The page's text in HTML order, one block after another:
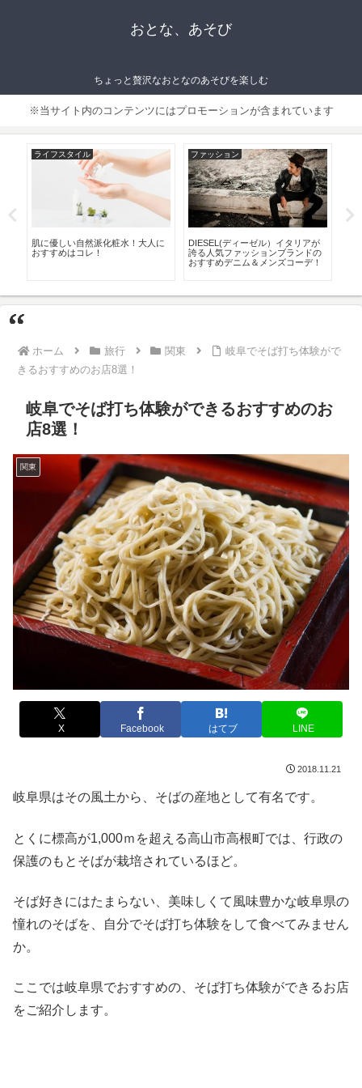
おとな、あそび
ちょっと贅沢なおとなのあそびを楽しむ
※当サイト内のコンテンツにはプロモーションが含まれています
ライフスタイル
肌に優しい自然派化粧水！大人に
おすすめはコレ！
ファッション
DIESEL(ディーゼル）イタリアが
誇る人気ファッションブランドの
おすすめデニム＆メンズコーデ！
ホーム 旅行 関東
岐阜でそば打ち体験がで
きるおすすめのお店8選！
岐阜でそば打ち体験ができるおすすめのお
店8選！
関東
X Facebook はてブ LINE
2018.11.21
岐阜県はその風土から、そばの産地として有名です。
とくに標高が1,000ｍを超える高山市高根町では、行政の
保護のもとそばが栽培されているほど。
そば好きにはたまらない、美味しくて風味豊かな岐阜県の
憧れのそばを、自分でそば打ち体験をして食べてみません
か。
ここでは岐阜県でおすすめの、そば打ち体験ができるお店
をご紹介します。